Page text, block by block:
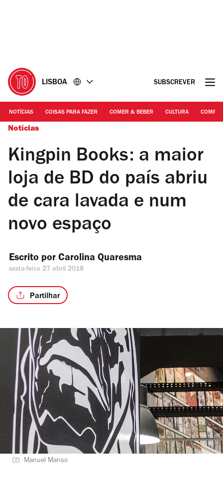
LISBOA SUBSCREVER
NOTÍCIAS COISAS PARA FAZER COMER & BEBER CULTURA
Notícias
Kingpin Books: a maior
loja de BD do país abriu
de cara lavada e num
novo espaço
Escrito por Carolina Quaresma
sexta-feira 27 abril 2018
Partilhar
Manuel Manso